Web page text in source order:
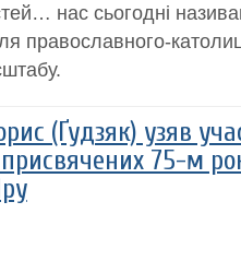
нас сьогодні
православного-
(Ґудзяк) узяв
75-м